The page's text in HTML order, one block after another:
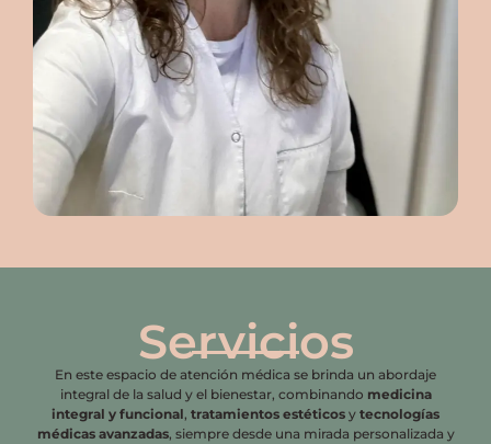
Servicios
En este espacio de atención médica se brinda un abordaje
integral de la salud y el bienestar, combinando medicina
integral y funcional, tratamientos estéticos y tecnologías
médicas avanzadas, siempre desde una mirada personalizada y